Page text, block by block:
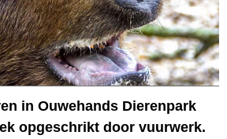
in Ouwehands Dierenpark
opgeschrikt door vuurwerk.